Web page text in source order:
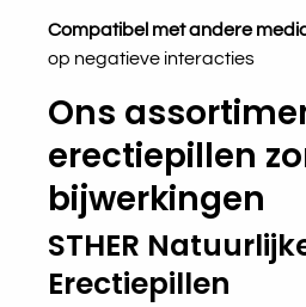
Compatibel met andere
op negatieve interacties
Ons
erectiepillen
bijwerkingen
STHER
Erectiepillen